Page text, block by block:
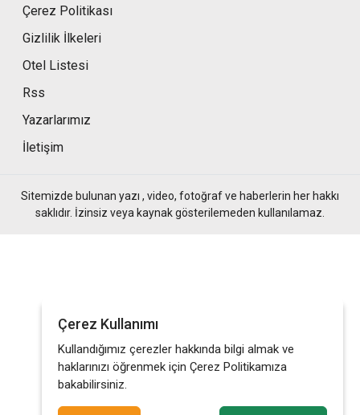
Çerez Politikası
Gizlilik İlkeleri
Otel Listesi
Rss
Yazarlarımız
İletişim
Sitemizde bulunan yazı , video, fotoğraf ve haberlerin her hakkı
saklıdır. İzinsiz veya kaynak gösterilemeden kullanılamaz.
Çerez Kullanımı
Kullandığımız çerezler hakkında bilgi almak ve
haklarınızı öğrenmek için Çerez Politikamıza
bakabilirsiniz.